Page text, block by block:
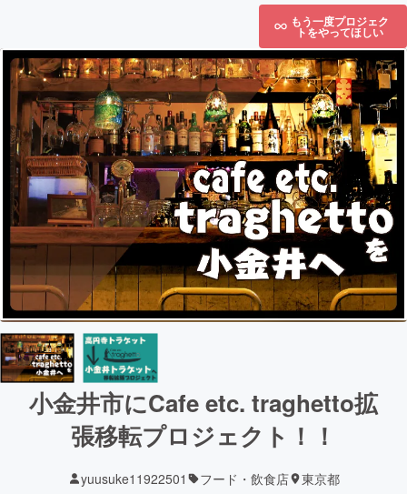
もう一度プロジェク
トをやってほしい
小金井市にCafe etc. traghetto拡
張移転プロジェクト！！
yuusuke11922501 フード・飲食店 東京都